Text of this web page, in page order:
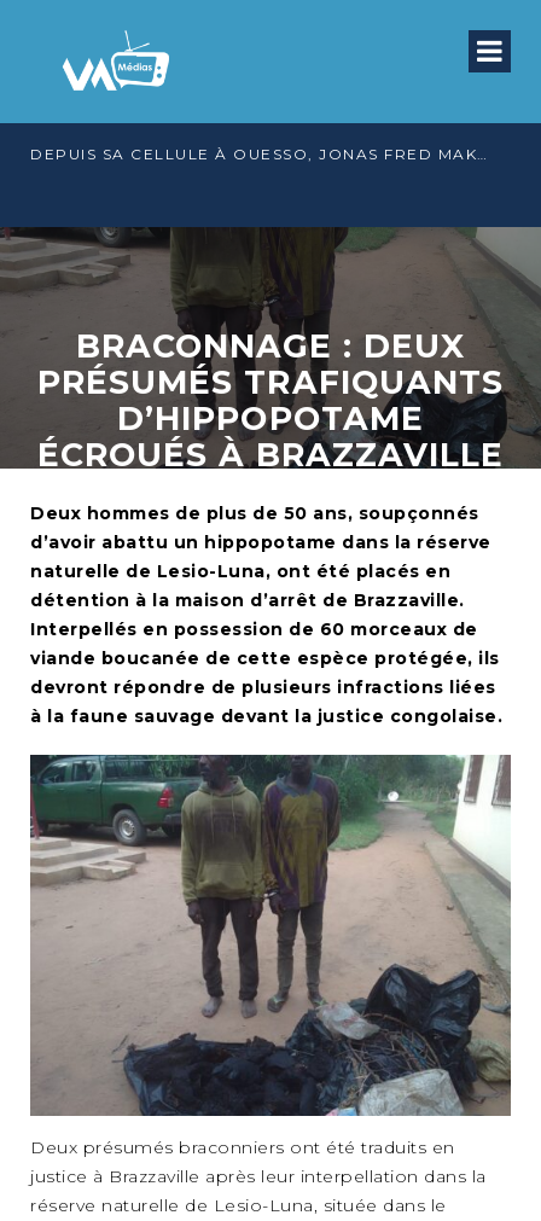
DEPUIS SA CELLULE À OUESSO, JONAS FRED MAKITA DÉNONCE CE QU’IL QUALIFIE DE DÉNI DE JUSTICE
BRACONNAGE : DEUX
PRÉSUMÉS TRAFIQUANTS
D’HIPPOPOTAME
ÉCROUÉS À BRAZZAVILLE
Deux hommes de plus de 50 ans, soupçonnés
d’avoir abattu un hippopotame dans la réserve
naturelle de Lesio-Luna, ont été placés en
détention à la maison d’arrêt de Brazzaville.
Interpellés en possession de 60 morceaux de
viande boucanée de cette espèce protégée, ils
devront répondre de plusieurs infractions liées
à la faune sauvage devant la justice congolaise.
Deux présumés braconniers ont été traduits en
justice à Brazzaville après leur interpellation dans la
réserve naturelle de Lesio-Luna, située dans le